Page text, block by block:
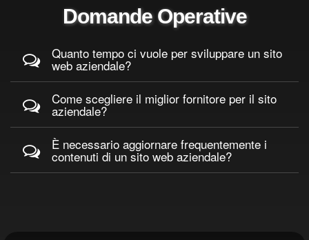
Domande Operative
Quanto tempo ci vuole per sviluppare un sito
web aziendale?
Come scegliere il miglior fornitore per il sito
aziendale?
È necessario aggiornare frequentemente i
contenuti di un sito web aziendale?